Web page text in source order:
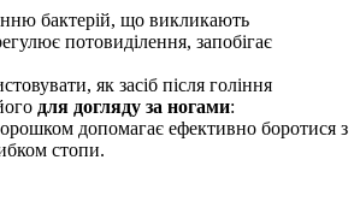
бактерій, що викликають
потовиділення, запобігає
як засіб після гоління
для догляду за ногами:
допомагає ефективно боротися з
стопи.